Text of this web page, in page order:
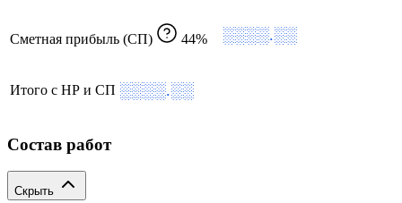
Сметная прибыль (СП) 44% ░░░░.░░
Итого с НР и СП ░░░░.░░
Состав работ
Скрыть